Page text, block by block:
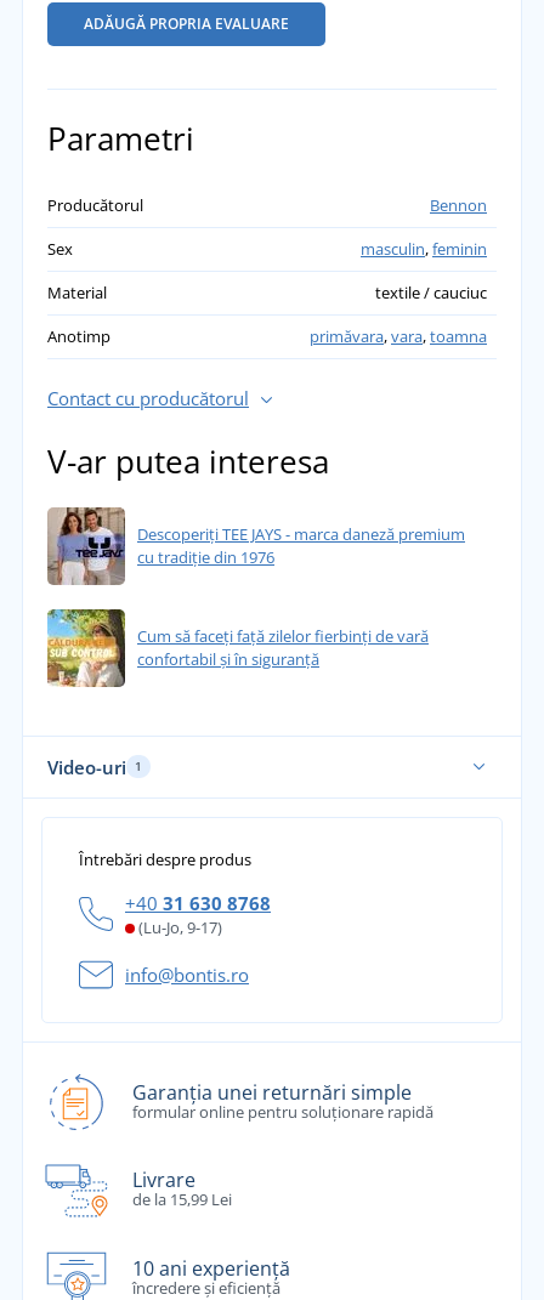
ADĂUGĂ PROPRIA EVALUARE
Parametri
Producătorul
Bennon
Sex
masculin,feminin
Material
textile / cauciuc
Anotimp
primăvara,vara,toamna
Contact cu producătorul
V-ar putea interesa
Descoperiți TEE JAYS - marca daneză premium
cu tradiție din 1976
Cum să faceți față zilelor fierbinți de vară
confortabil și în siguranță
Video-uri 1
Întrebări despre produs
+40 31 630 8768
(Lu-Jo, 9-17)
info@bontis.ro
Garanția unei returnări simple
formular online pentru soluționare rapidă
Livrare
de la 15,99 Lei
10 ani experiență
încredere și eficiență